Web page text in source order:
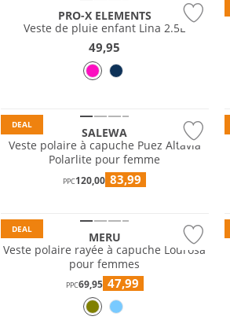
PRO-X ELEMENTS
Veste de pluie enfant Lina 2.5L
49,95
DEAL
SALEWA
Veste polaire à capuche Puez Altavia
Polarlite pour femme
PPC120,00 83,99
DEAL
MERU
Veste polaire rayée à capuche Lourosa
pour femmes
PPC69,95 47,99